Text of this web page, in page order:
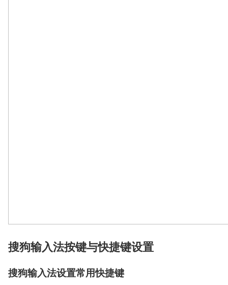
搜狗输入法按键与快捷键设置
搜狗输入法设置常用快捷键